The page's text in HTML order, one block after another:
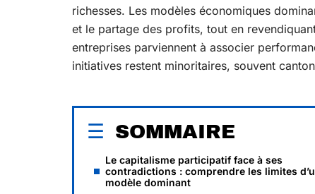
richesses. Les modèles économiques
et le partage des profits, tout en
entreprises parviennent à associer
initiatives restent minoritaires, souvent
SOMMAIRE
Le capitalisme participatif face à ses
contradictions : comprendre les limites
modèle dominant